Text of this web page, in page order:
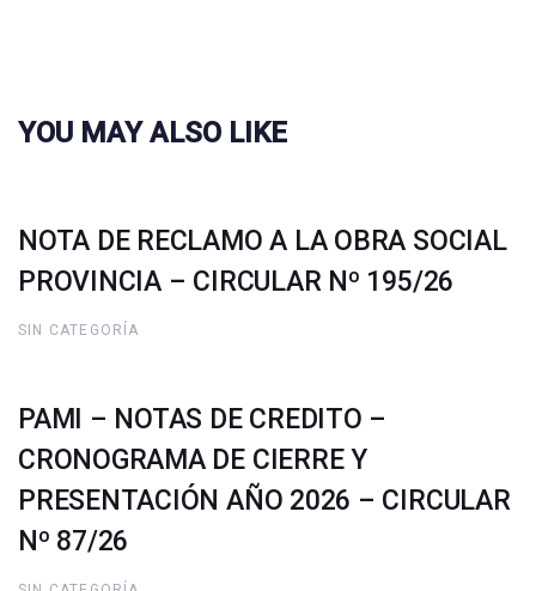
YOU MAY ALSO LIKE
NOTA DE RECLAMO A LA OBRA SOCIAL
PROVINCIA – CIRCULAR Nº 195/26
SIN CATEGORÍA
PAMI – NOTAS DE CREDITO –
CRONOGRAMA DE CIERRE Y
PRESENTACIÓN AÑO 2026 – CIRCULAR
Nº 87/26